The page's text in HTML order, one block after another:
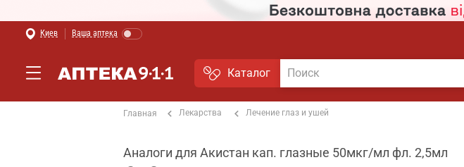
Киев Ваша аптека
Каталог
Главная Лекарства Лечение глаз и ушей
Аналоги для Акистан кап. глазные 50мкг/мл фл. 2,5мл